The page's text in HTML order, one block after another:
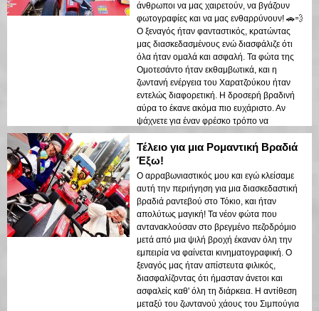
άνθρωποι να μας χαιρετούν, να βγάζουν
φωτογραφίες και να μας ενθαρρύνουν! 🚗💨
Ο ξεναγός ήταν φανταστικός, κρατώντας
μας διασκεδασμένους ενώ διασφάλιζε ότι
όλα ήταν ομαλά και ασφαλή. Τα φώτα της
Ομοτεσάντο ήταν εκθαμβωτικά, και η
ζωντανή ενέργεια του Χαρατζούκου ήταν
εντελώς διαφορετική. Η δροσερή βραδινή
αύρα το έκανε ακόμα πιο ευχάριστο. Αν
ψάχνετε για έναν φρέσκο τρόπο να
εξερευνήσετε το Τόκιο, μην χάσετε αυτή την
ξενάγηση!
Τέλειο για μια Ρομαντική Βραδιά
Έξω!
Ο αρραβωνιαστικός μου και εγώ κλείσαμε
αυτή την περιήγηση για μια διασκεδαστική
βραδιά ραντεβού στο Τόκιο, και ήταν
απολύτως μαγική! Τα νέον φώτα που
αντανακλούσαν στο βρεγμένο πεζοδρόμιο
μετά από μια ψιλή βροχή έκαναν όλη την
εμπειρία να φαίνεται κινηματογραφική. Ο
ξεναγός μας ήταν απίστευτα φιλικός,
διασφαλίζοντας ότι ήμασταν άνετοι και
ασφαλείς καθ' όλη τη διάρκεια. Η αντίθεση
μεταξύ του ζωντανού χάους του Σιμπούγια